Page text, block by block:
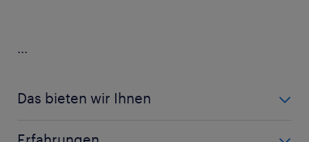
...
Das bieten wir Ihnen